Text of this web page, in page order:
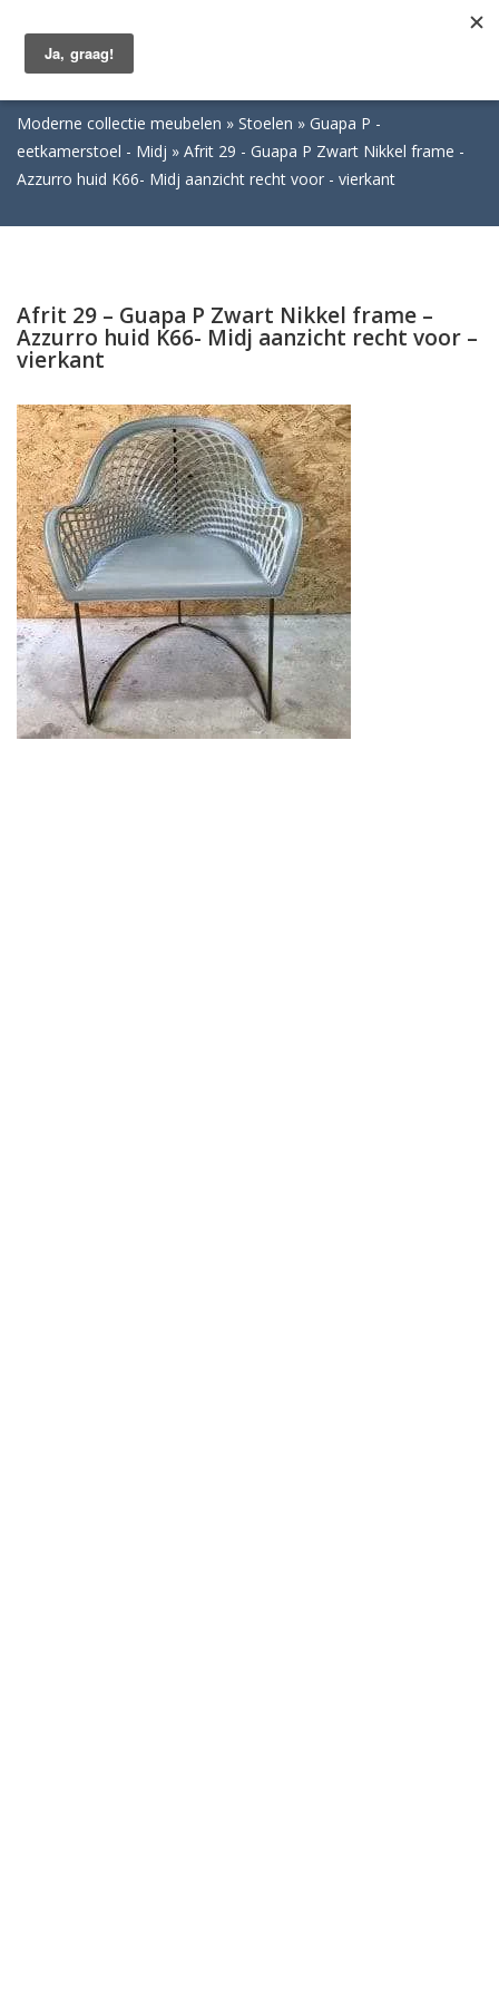
Moderne collectie meubelen Stoelen
Guapa P -
eetkamerstoel - Midj
Afrit 29 - Guapa P Zwart Nikkel frame -
Azzurro huid K66- Midj aanzicht recht voor - vierkant
Afrit 29 – Guapa P Zwart Nikkel frame –
Azzurro huid K66- Midj aanzicht recht voor –
vierkant